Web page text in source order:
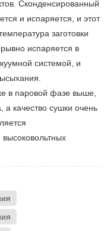
Сконденсированный
и испаряется, и этот
заготовки
испаряется в
системой, и
в паровой фазе выше,
качество сушки очень